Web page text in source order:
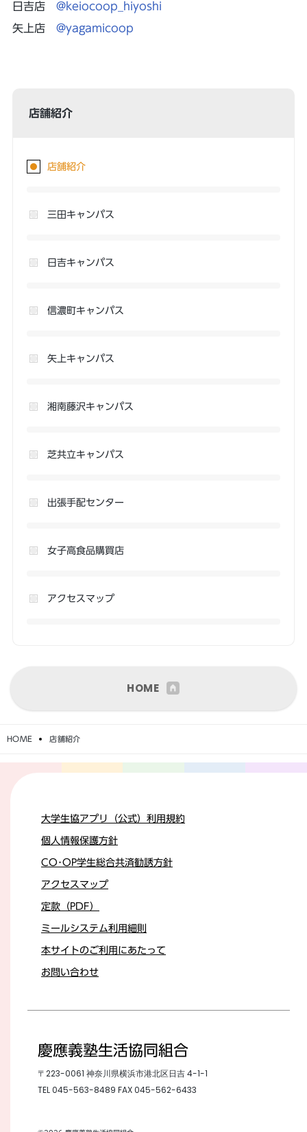
日吉店 @keiocoop_hiyoshi
矢上店 @yagamicoop
店舗紹介
店舗紹介
三田キャンパス
日吉キャンパス
信濃町キャンパス
矢上キャンパス
湘南藤沢キャンパス
芝共立キャンパス
出張手配センター
女子高食品購買店
アクセスマップ
HOME
HOME 店舗紹介
大学生協アプリ（公式）利用規約
個人情報保護方針
CO･OP学生総合共済勧誘方針
アクセスマップ
定款（PDF）
ミールシステム利用細則
本サイトのご利用にあたって
お問い合わせ
慶應義塾生活協同組合
〒223-0061 神奈川県横浜市港北区日吉 4-1-1
TEL045-563-8489 FAX 045-562-6433